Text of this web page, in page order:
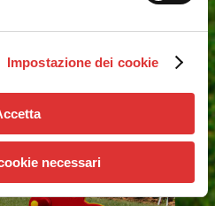
Impostazione dei cookie
necessari
offre il più avanzato e più
tappeto elastico. È stato
sicurezza e il